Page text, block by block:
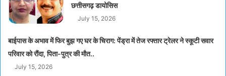
छत्तीसगढ़ डायोसिस
July 15, 2026
बाईपास के अभाव में फिर बुझ गए घर के चिराग: पेंड्रा में तेज रफ्तार ट्रेलर ने स्कूटी सवार
परिवार को रौंदा, पिता-पुत्र की मौत..
July 15, 2026